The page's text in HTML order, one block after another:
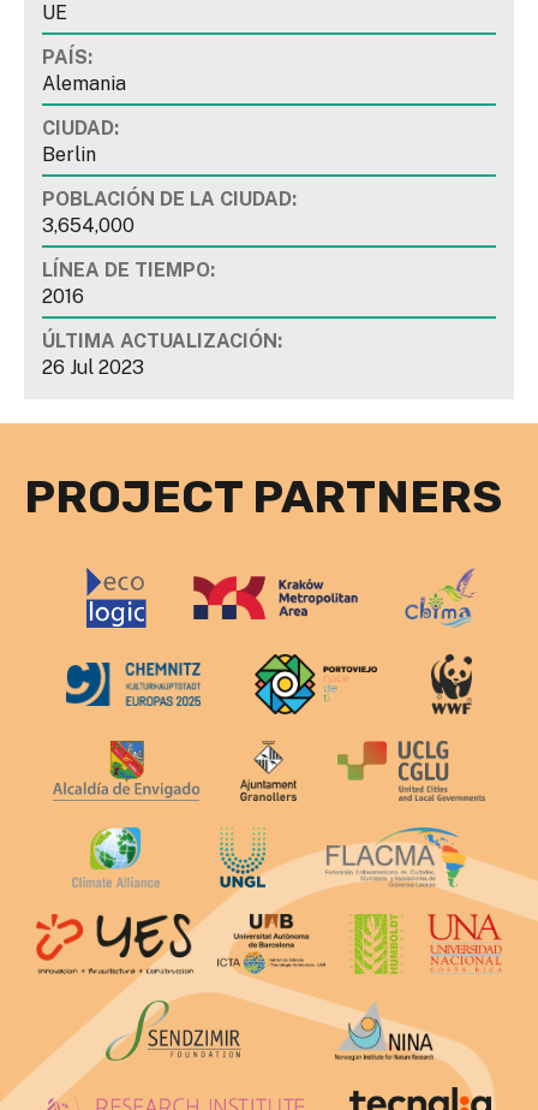
UE
PAÍS:
Alemania
CIUDAD:
Berlin
POBLACIÓN DE LA CIUDAD:
3,654,000
LÍNEA DE TIEMPO:
2016
ÚLTIMA ACTUALIZACIÓN:
26 Jul 2023
PROJECT PARTNERS